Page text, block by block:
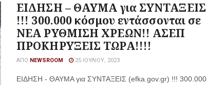
ΕΙΔΗΣΗ – ΘΑΥΜΑ για ΣΥΝΤΑΞΕΙΣ
!!! 300.000 κόσμου εντάσσονται σε
ΝΕΑ ΡΥΘΜΙΣΗ ΧΡΕΩΝ!! ΑΣΕΠ
ΠΡΟΚΗΡΥΞΕΙΣ ΤΩΡΑ!!!!
ΑΠΌ NEWSROOM 25 ΙΟΥΛΊΟΥ, 2023
ΕΙΔΗΣΗ - ΘΑΥΜΑ για ΣΥΝΤΑΞΕΙΣ (efka.gov.gr) !!! 300.000